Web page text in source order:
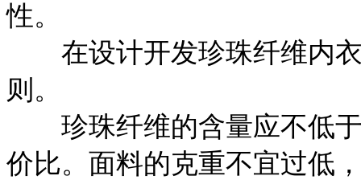
性。
在设计开发珍珠纤维内衣
则。
珍珠纤维的含量应不低于
价比。面料的克重不宜过低